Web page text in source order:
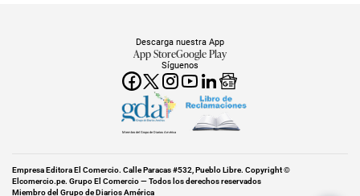
Síguenos
Descarga nuestra App
App StoreGoogle Play
Miembro del Grupo de Diarios América
Empresa Editora El Comercio. Calle Paracas #532, Pueblo Libre. Copyright ©
Elcomercio.pe. Grupo El Comercio — Todos los derechos reservados
Miembro del Grupo de Diarios América